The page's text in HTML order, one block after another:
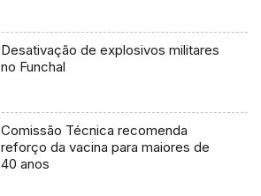
Desativação de explosivos militares
no Funchal
Comissão Técnica recomenda
reforço da vacina para maiores de
40 anos